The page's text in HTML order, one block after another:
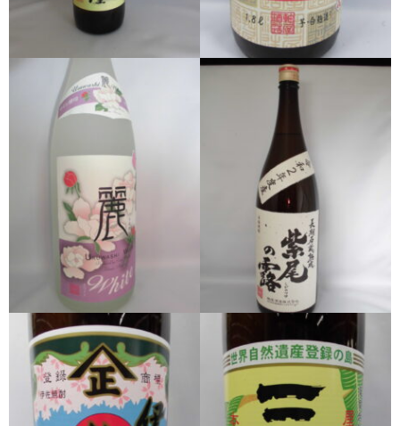
万膳酒造
櫻井酒造
軸屋酒造
田村合名
薩摩酒造
知覧醸造
白石酒造
白玉醸造
甲斐商店
本坊酒造